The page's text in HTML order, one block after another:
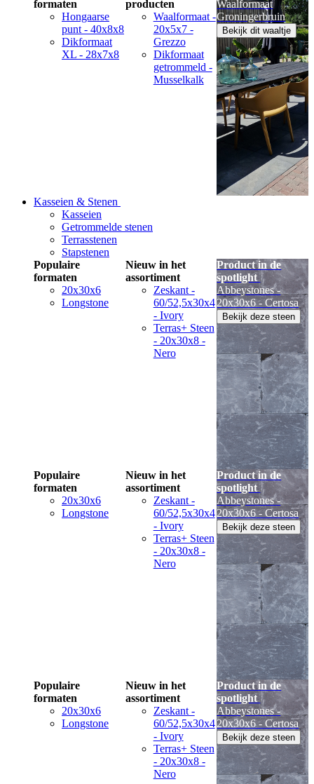
formaten
Hongaarse
punt - 40x8x8
Dikformaat
XL - 28x7x8
producten
Waalformaat -
20x5x7 -
Grezzo
Dikformaat
getrommeld -
Musselkalk
Waalformaat
Groningerbruin
Bekijk dit waaltje
Kasseien & Stenen
Kasseien
Getrommelde stenen
Terrasstenen
Stapstenen
Populaire
formaten
20x30x6
Longstone
Nieuw in het
assortiment
Zeskant -
60/52,5x30x4
- Ivory
Terras+ Steen
- 20x30x8 -
Nero
Product in de
spotlight
Abbeystones -
20x30x6 - Certosa
Bekijk deze steen
Populaire
formaten
20x30x6
Longstone
Nieuw in het
assortiment
Zeskant -
60/52,5x30x4
- Ivory
Terras+ Steen
- 20x30x8 -
Nero
Product in de
spotlight
Abbeystones -
20x30x6 - Certosa
Bekijk deze steen
Populaire
formaten
20x30x6
Longstone
Nieuw in het
assortiment
Zeskant -
60/52,5x30x4
- Ivory
Terras+ Steen
- 20x30x8 -
Nero
Product in de
spotlight
Abbeystones -
20x30x6 - Certosa
Bekijk deze steen